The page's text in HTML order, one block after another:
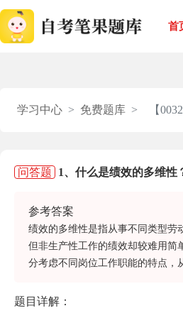
首
学习中心 免费题库 【
问答题 1、什么是绩效的多维性
参考答案
绩效的多维性是指从事不同类型劳
但非生产性工作的绩效却较难用简
分考虑不同岗位工作职能的特点，
题目详解：